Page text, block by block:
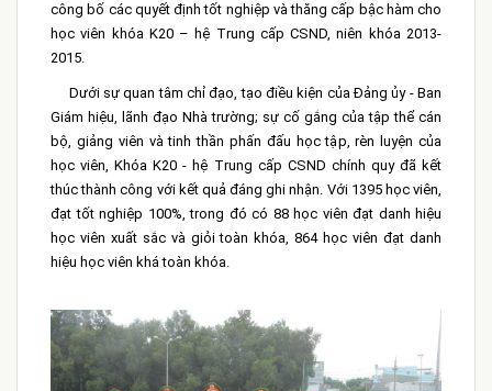
công bố các quyết định tốt nghiệp và thăng cấp bậc hàm cho
học viên khóa K20 – hệ Trung cấp CSND, niên khóa 2013-
2015.
Dưới sự quan tâm chỉ đạo, tạo điều kiện của Đảng ủy - Ban
Giám hiệu, lãnh đạo Nhà trường; sự cố gắng của tập thể cán
bộ, giảng viên và tinh thần phấn đấu học tập, rèn luyện của
học viên, Khóa K20 - hệ Trung cấp CSND chính quy đã kết
thúc thành công với kết quả đáng ghi nhận. Với 1395 học viên,
đạt tốt nghiệp 100%, trong đó có 88 học viên đạt danh hiệu
học viên xuất sắc và giỏi toàn khóa, 864 học viên đạt danh
hiệu học viên khá toàn khóa.